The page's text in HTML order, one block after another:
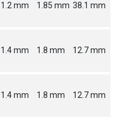
1.2 mm 1.85 mm 38.1 mm
1.4 mm 1.8 mm 12.7 mm
1.4 mm 1.8 mm 12.7 mm